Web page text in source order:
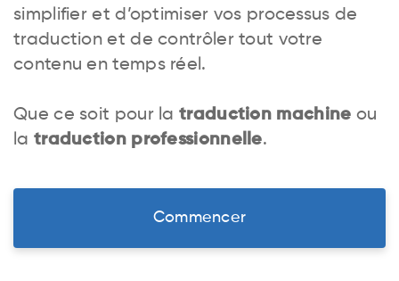
simplifier et d’optimiser vos processus de
traduction et de contrôler tout votre
contenu en temps réel.
Que ce soit pour la traduction machine ou
la traduction professionnelle.
Commencer